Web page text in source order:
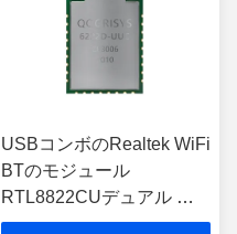
USBコンボのRealtek WiFi
BTのモジュール
RTL8822CUデュアル バ
ンド2T2R WiFi Bluetooth